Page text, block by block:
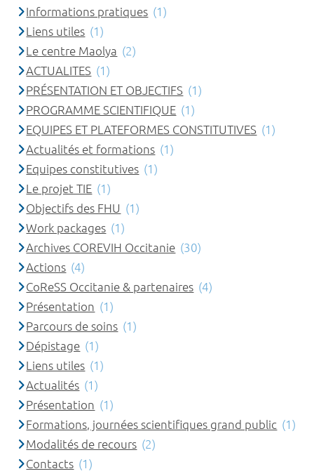
Informations pratiques (1)
Liens utiles (1)
Le centre Maolya (2)
ACTUALITES (1)
PRÉSENTATION ET OBJECTIFS (1)
PROGRAMME SCIENTIFIQUE (1)
EQUIPES ET PLATEFORMES CONSTITUTIVES (1)
Actualités et formations (1)
Equipes constitutives (1)
Le projet TIE (1)
Objectifs des FHU (1)
Work packages (1)
Archives COREVIH Occitanie (30)
Actions (4)
CoReSS Occitanie & partenaires (4)
Présentation (1)
Parcours de soins (1)
Dépistage (1)
Liens utiles (1)
Actualités (1)
Présentation (1)
Formations, journées scientifiques grand public (1)
Modalités de recours (2)
Contacts (1)